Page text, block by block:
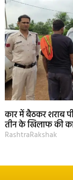
कार में बैठकर शराब
तीन के खिलाफ की
RashtraRakshak